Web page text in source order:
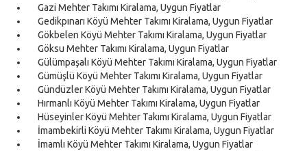
Gazi Mehter Takımı Kiralama, Uygun Fiyatlar
Gedikpınarı Köyü Mehter Takımı Kiralama, Uygun Fiyatlar
Gökbelen Köyü Mehter Takımı Kiralama, Uygun Fiyatlar
Göksu Mehter Takımı Kiralama, Uygun Fiyatlar
Gülümpaşalı Köyü Mehter Takımı Kiralama, Uygun Fiyatlar
Gümüşlü Köyü Mehter Takımı Kiralama, Uygun Fiyatlar
Gündüzler Köyü Mehter Takımı Kiralama, Uygun Fiyatlar
Hırmanlı Köyü Mehter Takımı Kiralama, Uygun Fiyatlar
Hüseyinler Köyü Mehter Takımı Kiralama, Uygun Fiyatlar
İmambekirli Köyü Mehter Takımı Kiralama, Uygun Fiyatlar
İmamlı Köyü Mehter Takımı Kiralama, Uygun Fiyatlar